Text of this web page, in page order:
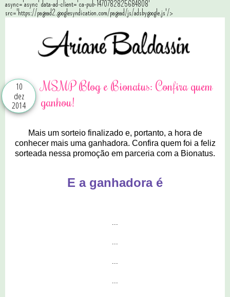
async='async' data-ad-client='ca-pub-1470782825684808'
src='https://pagead2.googlesyndication.com/pagead/js/adsbygoogle.js'/>
10
dez
2014
MSMP Blog e Bionatus: Confira quem
ganhou!
Mais um sorteio finalizado e, portanto, a hora de
conhecer mais uma ganhadora. Confira quem foi a feliz
sorteada nessa promoção em parceria com a Bionatus.
E a ganhadora é
...
...
...
...